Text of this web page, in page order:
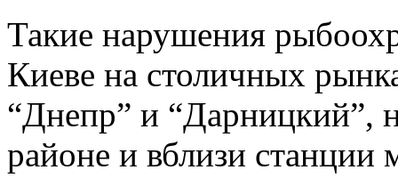
Такие нарушения
Киеве на столичных
“Днепр” и “Дарницкий”,
районе и вблизи станции